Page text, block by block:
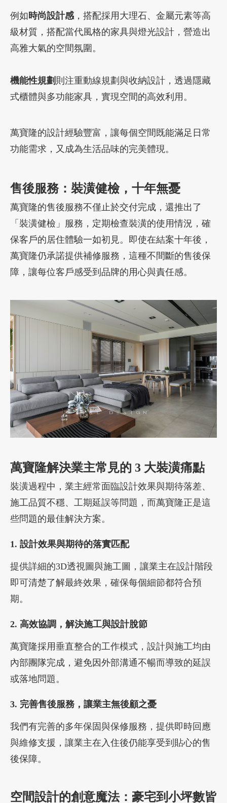
例如 時尚設計感 ，搭配採用大理石、金屬元素等高
級材質，搭配當代風格的家具與燈光設計，營造出
高雅大氣的空間氛圍。
機能性規劃 則注重動線規劃與收納設計，透過隱藏
式櫃體與多功能家具，實現空間的高效利用。
萬寶隆的設計經驗豐富，讓每個空間既能滿足日常
功能需求，又成為生活品味的完美體現。
售後服務：裝潢健檢，十年無憂
萬寶隆的售後服務不僅止於交付完成，還推出了
「裝潢健檢」服務，定期檢查裝潢的使用情況，確
保客戶的居住體驗一如初見。即使在結案十年後，
萬寶隆仍承諾提供補修服務，這種不間斷的售後保
障，讓每位客戶感受到品牌的用心與責任感。
萬寶隆解決業主常見的 3 大裝潢痛點
裝潢過程中，業主經常面臨設計效果與期待落差、
施工品質不穩、工期延誤等問題，而萬寶隆正是這
些問題的最佳解決方案。
1. 設計效果與期待的落實匹配
提供詳細的3D透視圖與施工圖，讓業主在設計階段
即可清楚了解最終效果，確保每個細節都符合預
期。
2. 高效協調，解決施工與設計脫節
萬寶隆採用垂直整合的工作模式，設計與施工均由
內部團隊完成，避免因外部溝通不暢而導致的延誤
或落地問題。
3. 完善售後服務，讓業主無後顧之憂
我們有完善的多年保固與保修服務，提供即時回應
與維修支援，讓業主在入住後仍能享受到貼心的售
後保障。
空間設計的創意魔法：豪宅到小坪數皆